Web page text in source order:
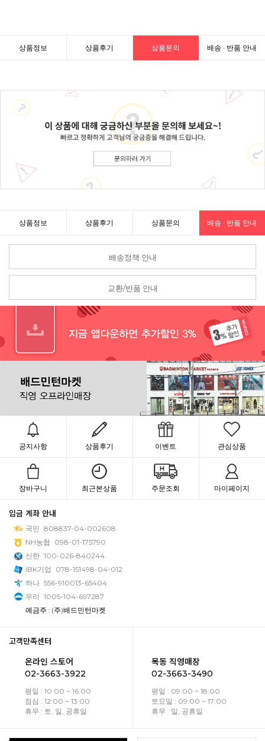
상품정보 상품후기 상품문의 배송 · 반품 안내
상품정보 상품후기 상품문의 배송 · 반품 안내
배송정책 안내
교환/반품 안내
공지사항 상품후기 이벤트 관심상품
장바구니 최근본상품 주문조회 마이페이지
입금 계좌 안내
국민 808837-04-002608
NH농협
098-01-175790
신한 100-026-840244
IBK기업
078-151498-04-012
하나 556-910013-65404
우리 1005-104-697287
예금주 : (주)배드민턴마켓
고객만족센터
온라인 스토어
02-3663-3922
평일 : 10:00 ~ 16:00
점심 : 12:00 ~ 13:00
휴무 : 토, 일, 공휴일
목동 직영매장
02-3663-3490
평일 : 09:00 ~ 18:00
토요일 : 09:00 ~ 17:00
휴무 : 일, 공휴일